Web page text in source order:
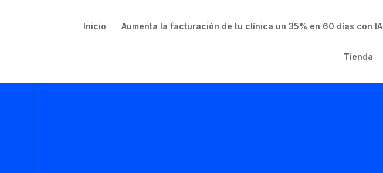
Inicio Aumenta la facturación de tu clínica un 35% en 60 días con IA
Tienda